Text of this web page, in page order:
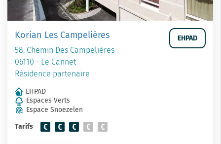
Korian Les Campelières
58, Chemin Des Campelières
06110 - Le Cannet
Résidence partenaire
EHPAD
EHPAD
Espaces Verts
Espace Snoezelen
Tarifs